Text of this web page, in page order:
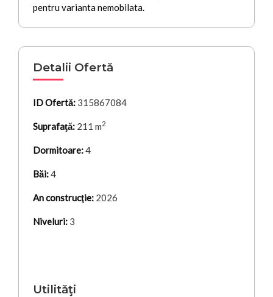
pentru varianta nemobilata.
Detalii Ofertă
ID Ofertă: 315867084
Suprafaţă: 211 m2
Dormitoare: 4
Băi: 4
An construcţie: 2026
Niveluri: 3
Utilităţi